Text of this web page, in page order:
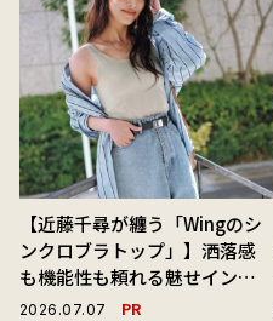
【近藤千尋が纏う「Wingのシ
ンクロブラトップ」】洒落感
も機能性も頼れる魅せインナ
ーで毎日を心地よくアプデ！
2026.07.07 PR